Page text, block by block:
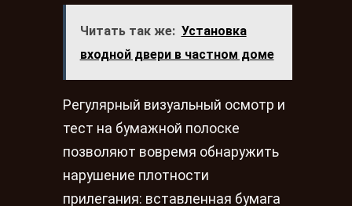
Читать так же: Установка
входной двери в частном доме
Регулярный визуальный осмотр и
тест на бумажной полоске
позволяют вовремя обнаружить
нарушение плотности
прилегания: вставленная бумага